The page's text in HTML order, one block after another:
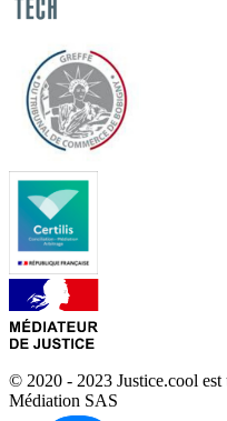
© 2020 - 2023 Justice.cool est
Médiation SAS